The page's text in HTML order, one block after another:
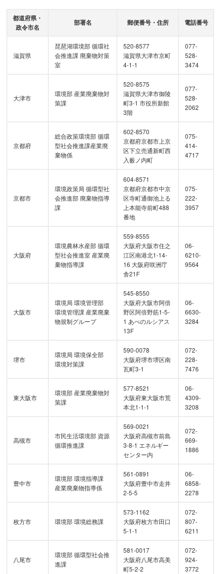
都道府県・
政令市名
部署名 郵便番号・住所 電話番号
滋賀県
琵琶湖環境部 循環社
会推進課 廃棄物対策
室
520-8577
滋賀県大津市京町
4-1-1
077-
528-
3474
大津市
環境部 産業廃棄物対
策課
520-8575
滋賀県大津市御陵
町3-1 市役所新館
3階
077-
528-
2062
京都府
総合政策環境部 循環
型社会推進課産業廃
棄物係
602-8570
京都府京都市上京
区下立売通新町西
入薮ノ内町
075-
414-
4717
京都市
環境政策局 循環型社
会推進部 廃棄物指導
課
604-8571
京都府京都市中京
区寺町通御池上る
上本能寺前町488
番地
075-
222-
3957
大阪府
環境農林水産部 循環
型社会推進室 産業廃
棄物指導課
559-8555
大阪府大阪市住之
江区南港北1-14-
16 大阪府咲洲庁
舎21F
06-
6210-
9564
大阪市
環境局 環境管理部
環境管理課 産業廃棄
物規制グループ
545-8550
大阪府大阪市阿倍
野区阿倍野筋1-5-
1 あべのルシアス
13F
06-
6630-
3284
堺市
環境局 環境保全部
環境対策課
590-0078
大阪府堺市堺区南
瓦町3-1
072-
228-
7476
東大阪市
環境部 産業廃棄物対
策課
577-8521
大阪府東大阪市荒
本北1-1-1
06-
4309-
3208
高槻市
市民生活環境部 資源
循環推進課
569-0021
大阪府高槻市前島
3-8-1 エネルギー
センター内
072-
669-
1886
豊中市
環境部 環境指導課
産業廃棄物指導係
561-0891
大阪府豊中市走井
2-5-5
06-
6858-
2278
枚方市 環境部 環境総務課
573-1162
大阪府枚方市田口
5-1-1
072-
807-
6211
八尾市
環境部 循環型社会推
進課
581-0017
大阪府八尾市高美
町5-2-2
072-
924-
3772